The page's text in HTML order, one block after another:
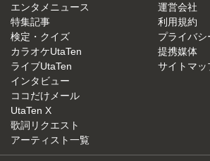
エンタメニュース
特集記事
検定・クイズ
カラオケUtaTen
ライブUtaTen
インタビュー
ココだけメール
UtaTen X
歌詞リクエスト
アーティスト一覧
運営会社
利用規約
プライバシ
提携媒体
サイトマッ